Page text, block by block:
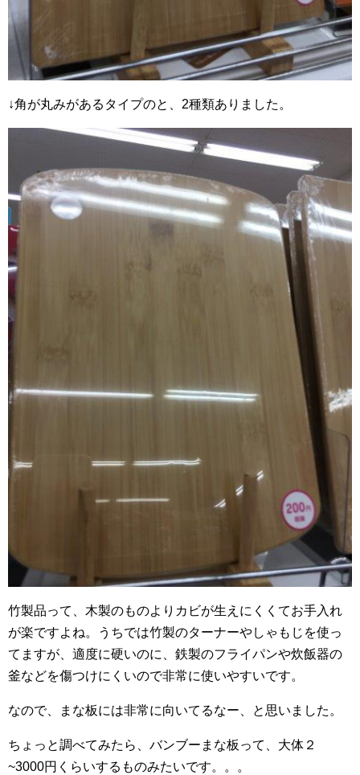
↓角が丸みがあるタイプのと、2種類ありました。
竹製品って、木製のものよりカビが生えにくくてお手入れ
が楽ですよね。うちでは竹製のターナーやしゃもじを使っ
てますが、適度に硬いのに、鉄製のフライパンや炊飯器の
釜などを傷つけにくいので非常に使いやすいです。
なので、まな板には非常に向いてるなー、と思いました。
ちょっと調べてみたら、バンブーまな板って、大体２
~3000円くらいするものみたいです。。。